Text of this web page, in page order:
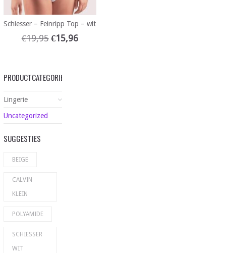
Schiesser – Feinripp Top – wit
€19,95 €15,96
PRODUCTCATEGORIEËN
Lingerie
Uncategorized
SUGGESTIES
BEIGE
CALVIN
KLEIN
POLYAMIDE
SCHIESSER
WIT